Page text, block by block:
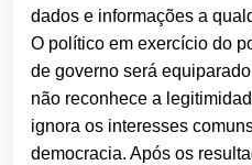
dados e informações a
O político em exercício do
de governo será
não reconhece a
ignora os interesses
democracia. Após os